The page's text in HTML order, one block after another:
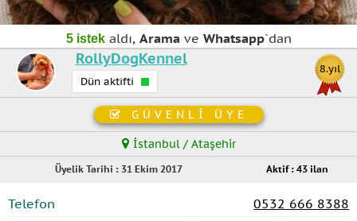
5 istekaldı, Aramave Whatsapp`dan
8.yıl
RollyDogKennel
Dün aktifti
GÜVENLİ ÜYE
İstanbul / Ataşehir
Üyelik Tarihi : 31 Ekim 2017 Aktif : 43 ilan
Telefon
0532 666 8388